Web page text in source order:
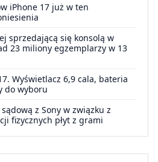
iPhone 17 już w ten
sprzedającą się konsolą w
23 miliony egzemplarzy w 13
Wyświetlacz 6,9 cala, bateria
do wyboru
z Sony w związku z
fizycznych płyt z grami